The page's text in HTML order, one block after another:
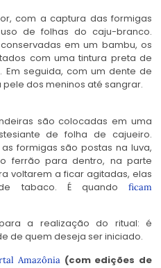
com a captura das formigas
de folhas do caju-branco.
em um bambu, os
com uma tintura preta de
seguida, com um dente de
dos meninos até sangrar.
são colocadas em uma
de folha de cajueiro.
formigas são postas na luva,
ferrão para dentro, na parte
voltarem a ficar agitadas, elas
tabaco. É quando ficam
a realização do ritual: é
de quem deseja ser iniciado.
Amazônia (com edições de